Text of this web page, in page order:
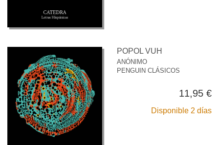
POPOL VUH
ANÓNIMO
PENGUIN CLÁSICOS
11,95 €
Disponible 2 días